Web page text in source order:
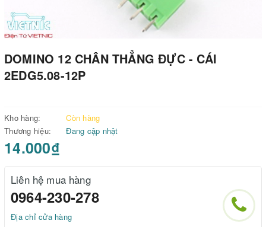
DOMINO 12 CHÂN THẲNG ĐỰC - CÁI
2EDG5.08-12P
Kho hàng:
Còn hàng
Thương hiệu:
Đang cập nhật
14.000₫
Liên hệ mua hàng
0964-230-278
Địa chỉ cửa hàng